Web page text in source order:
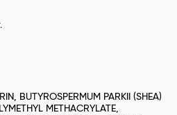
BUTYROSPERMUM PARKII (SHEA)
METHACRYLATE,